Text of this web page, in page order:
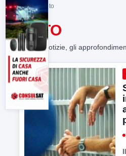
Home> noto
NOTO
Tutte le notizie, gli